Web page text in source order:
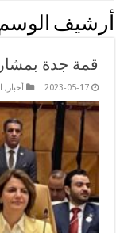
أرشيف
قمة جدة بمشاركة
2023-05-17 أخبار ,